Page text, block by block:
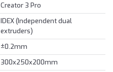
Creator 3 Pro
IDEX (Independent dual
extruders)
±0.2mm
300x250x200mm